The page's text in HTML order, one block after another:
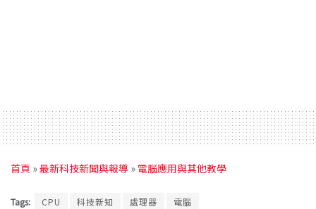
首頁 »最新科技新聞與報導 » 電腦應用與其他教學
Tags: CPU 科技新知 處理器 電腦